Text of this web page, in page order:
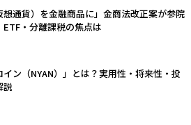
想通貨）を金融商品に」金商法改正案が参院
・分離課税の焦点は
イン（NYAN）」とは？実用性・将来性・投
説